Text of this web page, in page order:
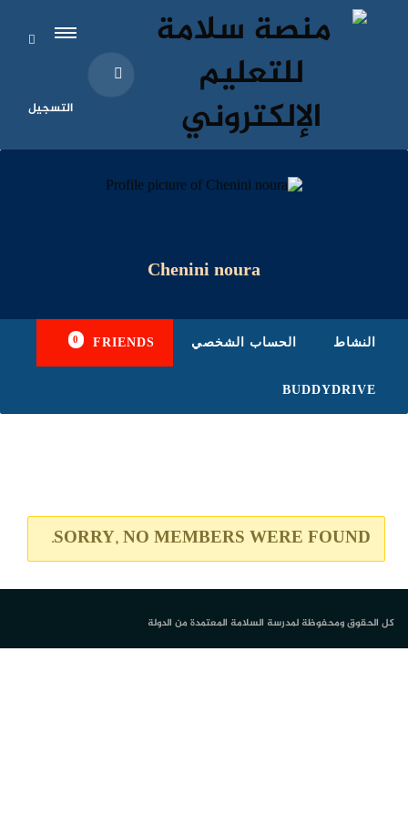
التسجيل
Chenini noura
النشاط الحساب الشخصي FRIENDS
0
BUDDYDRIVE
SORRY, NO MEMBERS WERE FOUND.
كل الحقوق ومحفوظة لمدرسة السلامة المعتمدة من الدولة